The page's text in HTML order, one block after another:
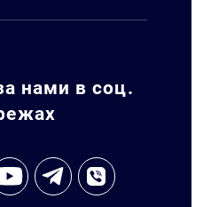
нами в соц.